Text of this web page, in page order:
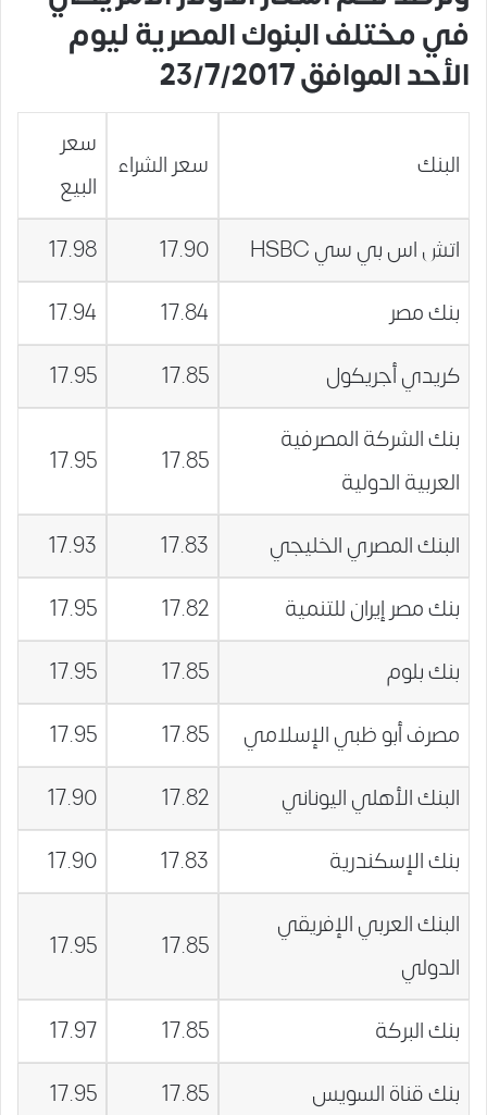
في مختلف البنوك المصرية ليوم
الأحد الموافق 23/7/2017
البنك سعر الشراء
سعر
البيع
اتش اس بي سي HSBC
17.90
17.98
بنك مصر
17.84
17.94
كريدي أجريكول
17.85
17.95
بنك الشركة المصرفية
العربية الدولية
17.85
17.95
البنك المصري الخليجي 17.83
17.93
بنك مصر إيران للتنمية
17.82
17.95
بنك بلوم
17.85
17.95
مصرف أبو ظبي الإسلامي
17.85
17.95
البنك الأهلي اليوناني
17.82
17.90
بنك الإسكندرية
17.83
17.90
البنك العربي الإفريقي
الدولي
17.85
17.95
بنك البركة 17.85
17.97
بنك قناة السويس
17.85
17.95